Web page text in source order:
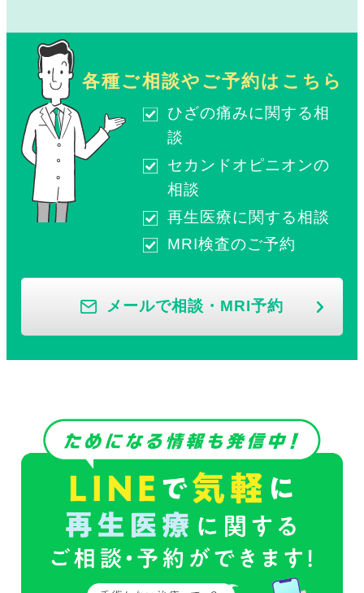
各種ご相談やご予約はこちら
ひざの痛みに関する相
談
セカンドオピニオンの
相談
再生医療に関する相談
MRI検査のご予約
メールで相談・MRI予約